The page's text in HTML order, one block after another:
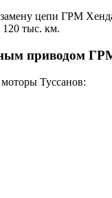
цепи ГРМ
120 тыс. км.
приводом
Туссанов: